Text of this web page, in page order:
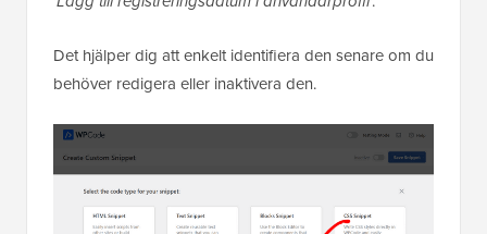
Det hjälper dig att enkelt identifiera den senare om du
behöver redigera eller inaktivera den.